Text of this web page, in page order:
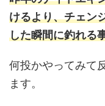
けるより、チェン
した瞬間に釣れる
何投かやってみて
ます。